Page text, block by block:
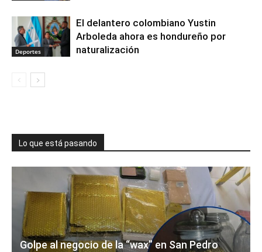
Deportes
El delantero colombiano Yustin
Arboleda ahora es hondureño por
naturalización
Lo que está pasando
Golpe al negocio de la “wax” en San Pedro